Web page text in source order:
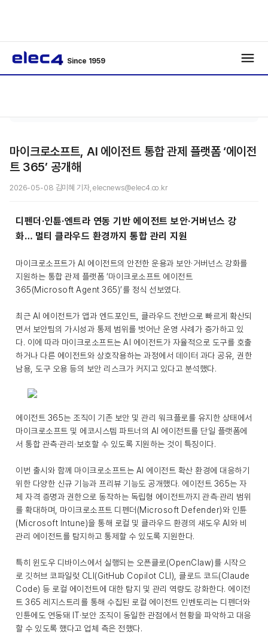
Since 1959
마이크로소프트, AI 에이전트 통합 관제 플랫폼 ‘에이전
트 365’ 공개해
2026-05-08 김미혜 기자, elecnews@elec4.co.kr
디펜더·인튠·엔트라 연동 기반 에이전트 보안·거버넌스 강
화… 멀티 클라우드 환경까지 통합 관리 지원
마이크로소프트가 AI 에이전트의 안전한 운용과 보안·거버넌스 강화를
지원하는 통합 관제 플랫폼 ‘마이크로소프트 에이전트
365(Microsoft Agent 365)’를 정식 선보였다.
최근 AI 에이전트가 앱과 엔드포인트, 클라우드 전반으로 빠르게 확산되
면서 보안팀의 가시성과 통제 범위를 벗어난 운영 사례가 증가하고 있
다. 이에 따라 마이크로소프트는 AI 에이전트가 자율적으로 도구를 호출
하거나 다른 에이전트와 상호작용하는 과정에서 데이터 과다 공유, 권한
남용, 도구 오용 등의 보안 리스크가 커지고 있다고 분석했다.
에이전트 365는 조직이 기존 보안 및 관리 워크플로를 유지한 상태에서
마이크로소프트 및 에코시스템 파트너의 AI 에이전트를 단일 플랫폼에
서 통합 관측·관리·보호할 수 있도록 지원하는 것이 특징이다.
이번 출시와 함께 마이크로소프트는 AI 에이전트 확산 환경에 대응하기
위한 다양한 신규 기능과 프리뷰 기능도 공개했다. 에이전트 365는 자
체 자격 증명과 권한으로 동작하는 독립형 에이전트까지 관측·관리 범위
를 확대하며, 마이크로소프트 디펜더(Microsoft Defender)와 인튠
(Microsoft Intune)을 통해 로컬 및 클라우드 환경의 섀도우 AI와 비
관리 에이전트를 탐지하고 통제할 수 있도록 지원한다.
특히 윈도우 디바이스에서 실행되는 오픈클로(OpenClaw)를 시작으
로 깃허브 코파일럿 CLI(GitHub Copilot CLI), 클로드 코드(Claude
Code) 등 로컬 에이전트에 대한 탐지 및 관리 역량도 강화한다. 에이전
트 365 레지스트리를 통해 수집된 로컬 에이전트 인벤토리는 디펜더와
인튠에도 연동돼 IT·보안 조직이 동일한 관점에서 현황을 파악하고 대응
할 수 있도록 했다고 업체 측은 전했다.